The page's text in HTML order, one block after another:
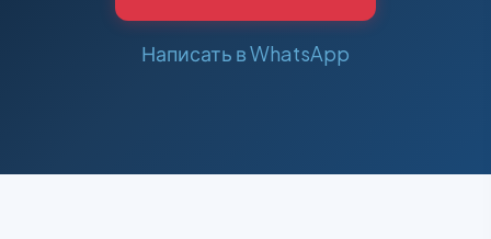
Написать в WhatsApp